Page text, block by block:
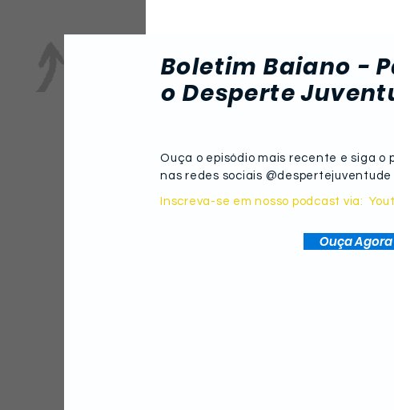
presidencial
Boletim Baiano -
o Desperte
Ouça o episódio mais recente e siga o
nas redes sociais @despertejuventude
Inscreva-se em nosso podcast via:
Ouça Agora